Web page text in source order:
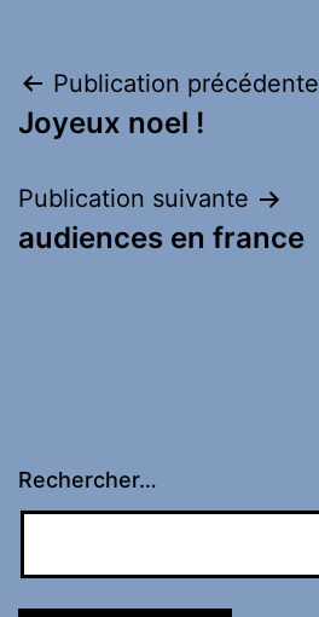
Navigation
de
l’article
Publication précédente
Joyeux noel !
Publication suivante
audiences en france
Rechercher…